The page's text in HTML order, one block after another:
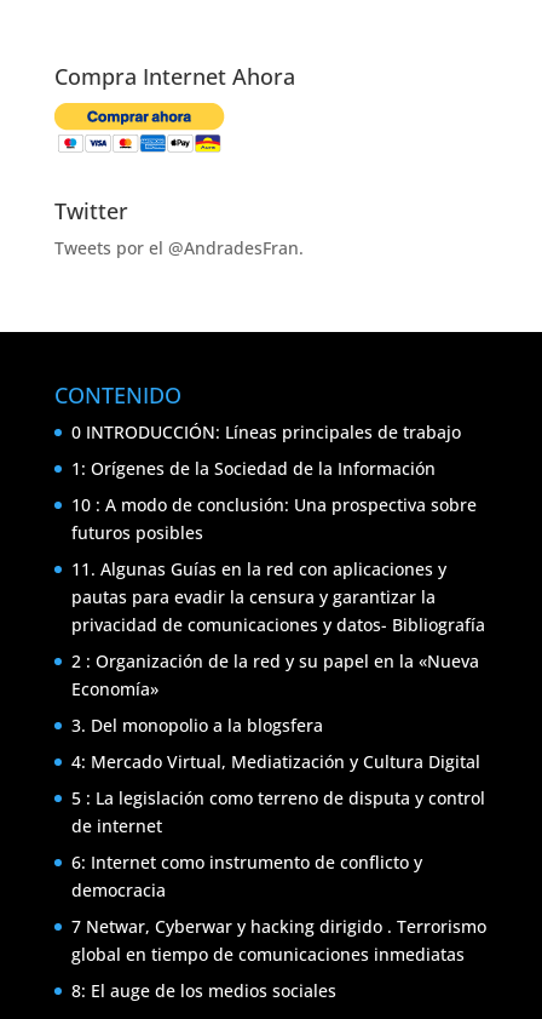
Compra Internet Ahora
Twitter
Tweets por el @AndradesFran.
CONTENIDO
0 INTRODUCCIÓN: Líneas principales de trabajo
1: Orígenes de la Sociedad de la Información
10 : A modo de conclusión: Una prospectiva sobre
futuros posibles
11. Algunas Guías en la red con aplicaciones y
pautas para evadir la censura y garantizar la
privacidad de comunicaciones y datos- Bibliografía
2 : Organización de la red y su papel en la «Nueva
Economía»
3. Del monopolio a la blogsfera
4: Mercado Virtual, Mediatización y Cultura Digital
5 : La legislación como terreno de disputa y control
de internet
6: Internet como instrumento de conflicto y
democracia
7 Netwar, Cyberwar y hacking dirigido . Terrorismo
global en tiempo de comunicaciones inmediatas
8: El auge de los medios sociales